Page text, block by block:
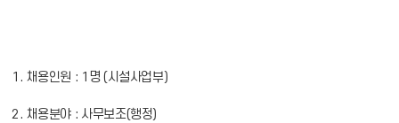
1. 채용인원 : 1명 (시설사업부)
2. 채용분야 : 사무보조(행정)